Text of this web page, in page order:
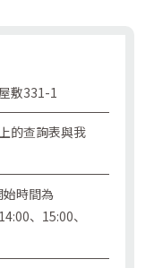
敷331-1
的查詢表與我
時間為
、15:00、